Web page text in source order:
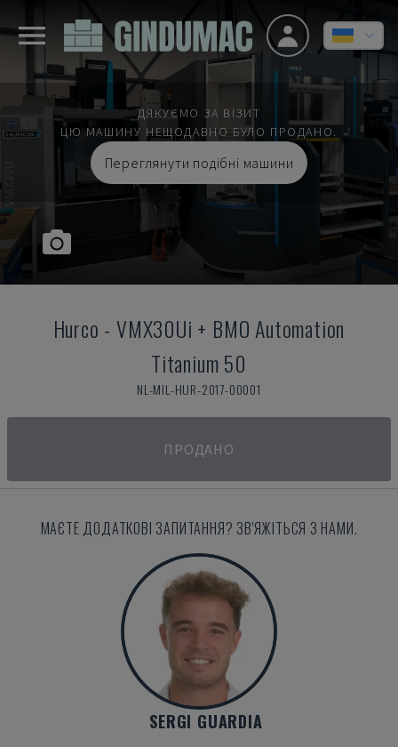
ДЯКУЄМО ЗА ВІЗИТ
ЦЮ МАШИНУ НЕЩОДАВНО БУЛО ПРОДАНО.
Переглянути подібні машини
Hurco -VMX30Ui + BMO Automation
Titanium 50
NL-MIL-HUR-2017-00001
ПРОДАНО
МАЄТЕ ДОДАТКОВІ ЗАПИТАННЯ? ЗВ'ЯЖІТЬСЯ З НАМИ.
SERGI GUARDIA